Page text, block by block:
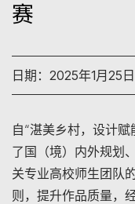
赛
日期：2025年1月25日
自“湛美乡村，设计
了国（境）内外规划
关专业高校师生团队
则，提升作品质量，